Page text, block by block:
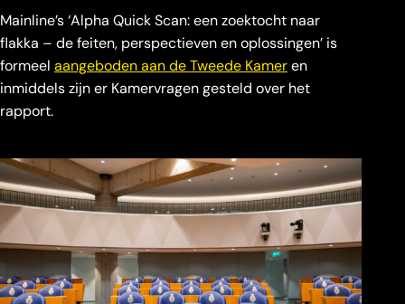
Mainline’s ‘Alpha Quick Scan: een zoektocht naar
flakka – de feiten, perspectieven en oplossingen’ is
formeel aangeboden aan de Tweede Kameren
inmiddels zijn er Kamervragen gesteld over het
rapport.